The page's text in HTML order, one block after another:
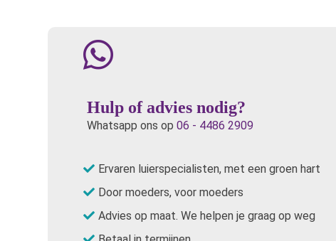
Hulp of advies nodig?
Whatsapp ons op 06 - 4486 2909
Ervaren luierspecialisten, met een groen hart
Door moeders, voor moeders
Advies op maat. We helpen je graag op weg